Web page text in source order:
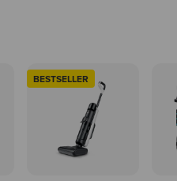
BESTSELLER